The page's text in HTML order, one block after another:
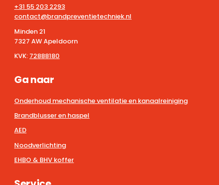
+31 55 203 2293
contact@brandpreventietechniek.nl
Minden 21
7327 AW Apeldoorn
KVK: 72888180
Ga naar
Onderhoud mechanische ventilatie en kanaalreiniging
Brandblusser en haspel
AED
Noodverlichting
EHBO & BHV koffer